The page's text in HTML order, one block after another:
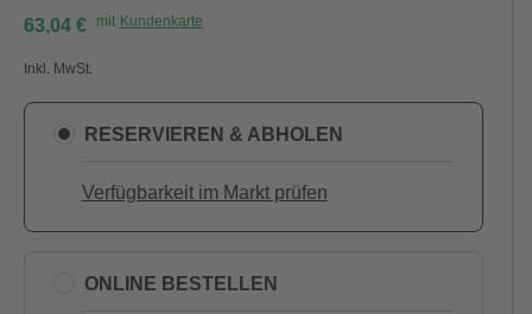
63,04 € mit Kundenkarte
Inkl. MwSt.
RESERVIEREN & ABHOLEN
Verfügbarkeit im Markt prüfen
ONLINE BESTELLEN